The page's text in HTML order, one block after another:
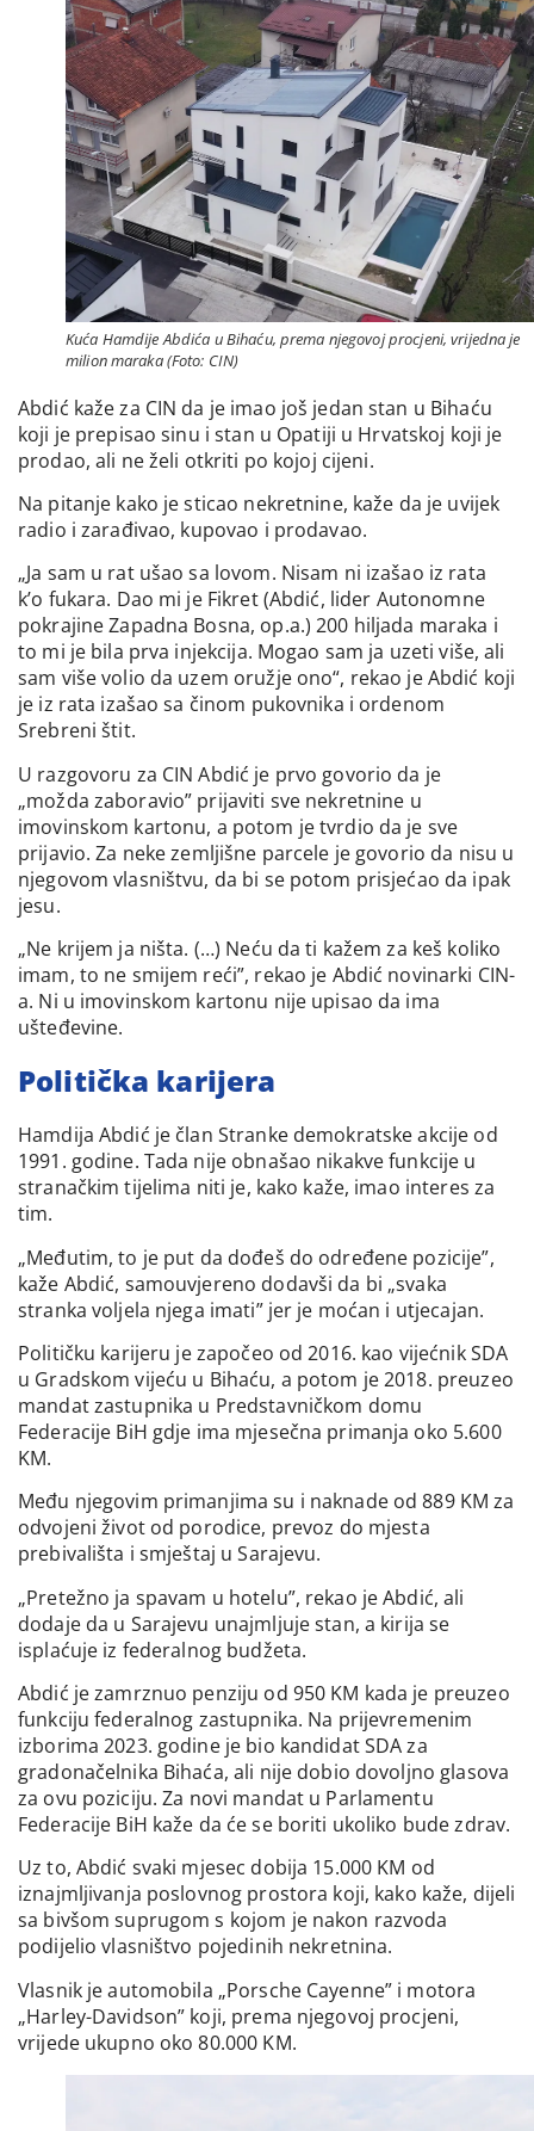
Kuća Hamdije Abdića u Bihaću, prema njegovoj procjeni, vrijedna je
milion maraka (Foto: CIN)
Abdić kaže za CIN da je imao još jedan stan u Bihaću
koji je prepisao sinu i stan u Opatiji u Hrvatskoj koji je
prodao, ali ne želi otkriti po kojoj cijeni.
Na pitanje kako je sticao nekretnine, kaže da je uvijek
radio i zarađivao, kupovao i prodavao.
„Ja sam u rat ušao sa lovom. Nisam ni izašao iz rata
k’o fukara. Dao mi je Fikret (Abdić, lider Autonomne
pokrajine Zapadna Bosna, op.a.) 200 hiljada maraka i
to mi je bila prva injekcija. Mogao sam ja uzeti više, ali
sam više volio da uzem oružje ono“, rekao je Abdić koji
je iz rata izašao sa činom pukovnika i ordenom
Srebreni štit.
U razgovoru za CIN Abdić je prvo govorio da je
„možda zaboravio” prijaviti sve nekretnine u
imovinskom kartonu, a potom je tvrdio da je sve
prijavio. Za neke zemljišne parcele je govorio da nisu u
njegovom vlasništvu, da bi se potom prisjećao da ipak
jesu.
„Ne krijem ja ništa. (…) Neću da ti kažem za keš koliko
imam, to ne smijem reći”, rekao je Abdić novinarki CIN-
a. Ni u imovinskom kartonu nije upisao da ima
ušteđevine.
Politička karijera
Hamdija Abdić je član Stranke demokratske akcije od
1991. godine. Tada nije obnašao nikakve funkcije u
stranačkim tijelima niti je, kako kaže, imao interes za
tim.
„Međutim, to je put da dođeš do određene pozicije”,
kaže Abdić, samouvjereno dodavši da bi „svaka
stranka voljela njega imati” jer je moćan i utjecajan.
Političku karijeru je započeo od 2016. kao vijećnik SDA
u Gradskom vijeću u Bihaću, a potom je 2018. preuzeo
mandat zastupnika u Predstavničkom domu
Federacije BiH gdje ima mjesečna primanja oko 5.600
KM.
Među njegovim primanjima su i naknade od 889 KM za
odvojeni život od porodice, prevoz do mjesta
prebivališta i smještaj u Sarajevu.
„Pretežno ja spavam u hotelu”, rekao je Abdić, ali
dodaje da u Sarajevu unajmljuje stan, a kirija se
isplaćuje iz federalnog budžeta.
Abdić je zamrznuo penziju od 950 KM kada je preuzeo
funkciju federalnog zastupnika. Na prijevremenim
izborima 2023. godine je bio kandidat SDA za
gradonačelnika Bihaća, ali nije dobio dovoljno glasova
za ovu poziciju. Za novi mandat u Parlamentu
Federacije BiH kaže da će se boriti ukoliko bude zdrav.
Uz to, Abdić svaki mjesec dobija 15.000 KM od
iznajmljivanja poslovnog prostora koji, kako kaže, dijeli
sa bivšom suprugom s kojom je nakon razvoda
podijelio vlasništvo pojedinih nekretnina.
Vlasnik je automobila „Porsche Cayenne” i motora
„Harley-Davidson” koji, prema njegovoj procjeni,
vrijede ukupno oko 80.000 KM.